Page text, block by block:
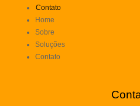
Contato
Home
Sobre
Soluções
Contato